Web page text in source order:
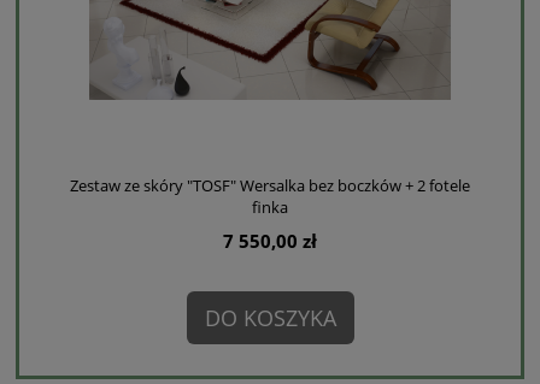
Zestaw ze skóry "TOSF" Wersalka bez boczków + 2 fotele
finka
7 550,00 zł
DO KOSZYKA